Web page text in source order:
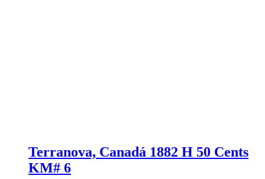
Terranova, Canadá 1882 H 50 Cents
KM# 6